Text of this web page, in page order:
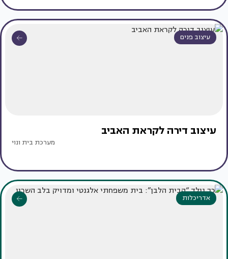
עיצוב פנים
עיצוב דירה לקראת האביב
מערכת בית ונוי
אדריכלות